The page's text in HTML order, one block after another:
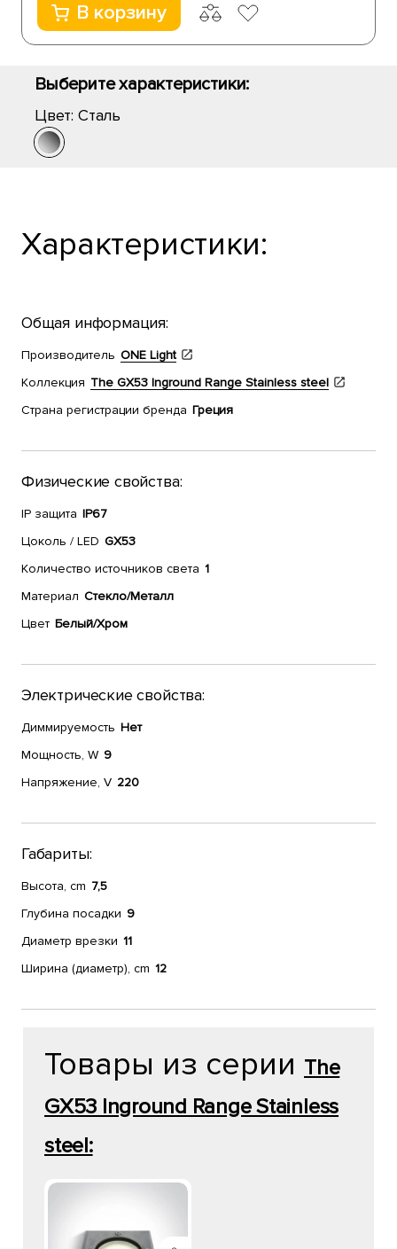
В корзину
Выберите характеристики:
Цвет: Сталь
Характеристики:
Общая информация:
Производитель ONE Light
Коллекция The GX53 Inground Range Stainless steel
Страна регистрации бренда Греция
Физические свойства:
IP защита IP67
Цоколь / LED GX53
Количество источников света 1
Материал Стекло/Металл
Цвет Белый/Хром
Электрические свойства:
Диммируемость Нет
Мощность, W 9
Напряжение, V 220
Габариты:
Высота, cm 7,5
Глубина посадки 9
Диаметр врезки 11
Ширина (диаметр), cm 12
Товары из серии The
GX53 Inground Range Stainless
steel: